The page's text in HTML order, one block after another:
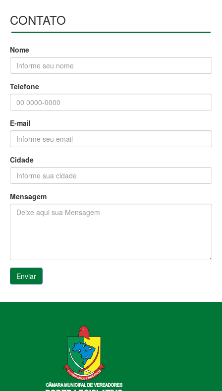
CONTATO
Nome
Telefone
E-mail
Cidade
Mensagem